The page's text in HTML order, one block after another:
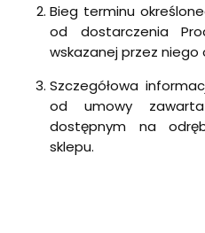
Bieg terminu
od dostarczenia
wskazanej przez niego
Szczegółowa
od umowy
dostępnym na
sklepu.